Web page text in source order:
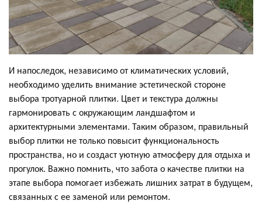
И напоследок, независимо от климатических условий,
необходимо уделить внимание эстетической стороне
выбора тротуарной плитки. Цвет и текстура должны
гармонировать с окружающим ландшафтом и
архитектурными элементами. Таким образом, правильный
выбор плитки не только повысит функциональность
пространства, но и создаст уютную атмосферу для отдыха и
прогулок. Важно помнить, что забота о качестве плитки на
этапе выбора помогает избежать лишних затрат в будущем,
связанных с ее заменой или ремонтом.